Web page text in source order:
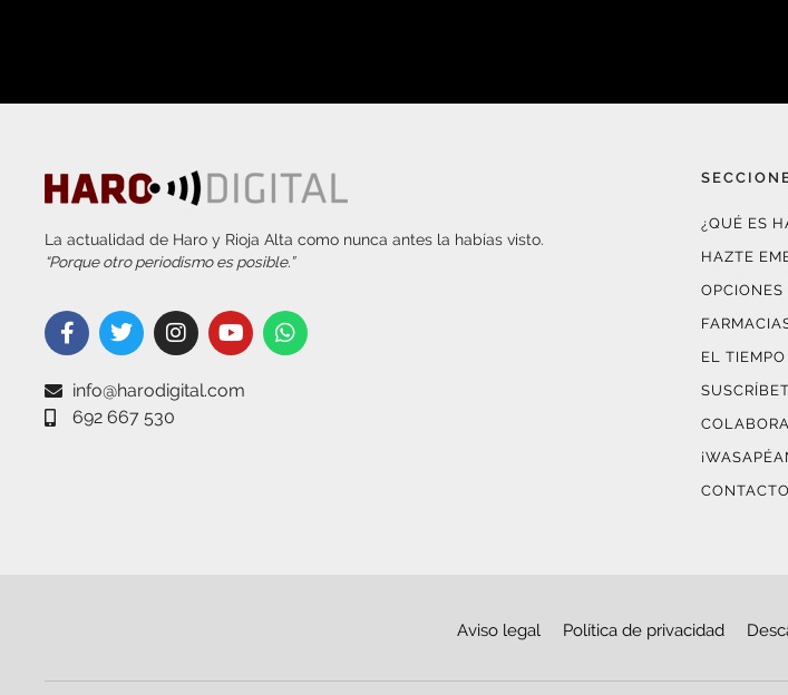
La actualidad de Haro y Rioja Alta como nunca antes la habías visto.
“Porque otro periodismo es posible.”
info@harodigital.com
692 667 530
¿QUÉ ES
HAZTE
EL
CONTACTO
Aviso legal Política de privacidad